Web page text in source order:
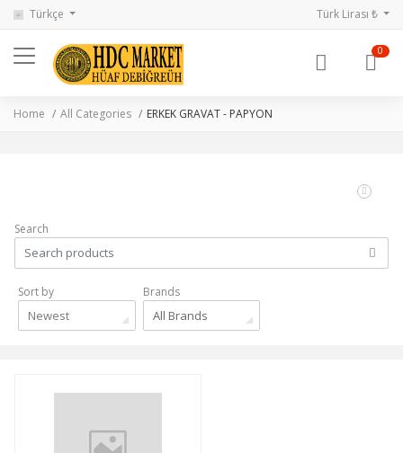
Türkçe Türk Lirası ₺
0
Home All Categories ERKEK GRAVAT - PAPYON
Search
Sort by
Newest
Brands
All Brands